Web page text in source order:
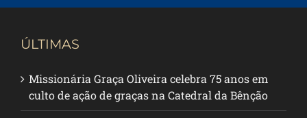
ÚLTIMAS
Missionária Graça Oliveira celebra 75 anos em
culto de ação de graças na Catedral da Bênção